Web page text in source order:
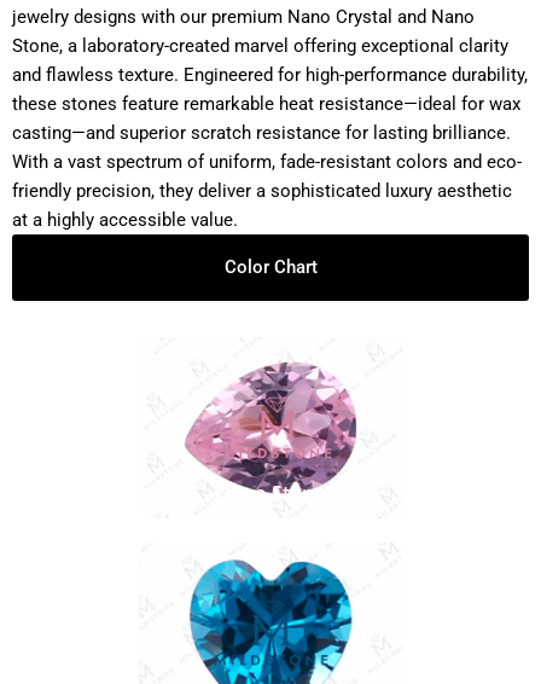
jewelry designs with our premium Nano Crystal and Nano
Stone, a laboratory-created marvel offering exceptional clarity
and flawless texture. Engineered for high-performance durability,
these stones feature remarkable heat resistance—ideal for wax
casting—and superior scratch resistance for lasting brilliance.
With a vast spectrum of uniform, fade-resistant colors and eco-
friendly precision, they deliver a sophisticated luxury aesthetic
at a highly accessible value.
Color Chart
Nano Stone